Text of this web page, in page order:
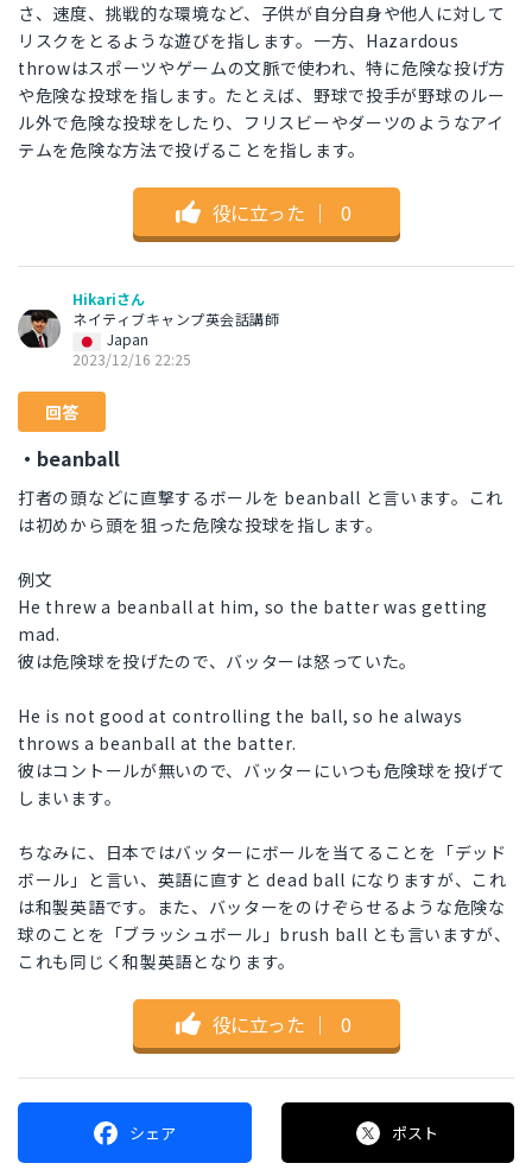
さ、速度、挑戦的な環境など、子供が自分自身や他人に対して
リスクをとるような遊びを指します。一方、Hazardous
throwはスポーツやゲームの文脈で使われ、特に危険な投げ方
や危険な投球を指します。たとえば、野球で投手が野球のルー
ル外で危険な投球をしたり、フリスビーやダーツのようなアイ
テムを危険な方法で投げることを指します。
役に立った ｜ 0
Hikariさん
ネイティブキャンプ英会話講師
Japan
2023/12/16 22:25
回答
・beanball
打者の頭などに直撃するボールを beanball と言います。これ
は初めから頭を狙った危険な投球を指します。
例文
He threw a beanball at him, so the batter was getting
mad.
彼は危険球を投げたので、バッターは怒っていた。
He is not good at controlling the ball, so he always
throws a beanball at the batter.
彼はコントールが無いので、バッターにいつも危険球を投げて
しまいます。
ちなみに、日本ではバッターにボールを当てることを「デッド
ボール」と言い、英語に直すと dead ball になりますが、これ
は和製英語です。また、バッターをのけぞらせるような危険な
球のことを「ブラッシュボール」brush ball とも言いますが、
これも同じく和製英語となります。
役に立った ｜ 0
シェア ポスト